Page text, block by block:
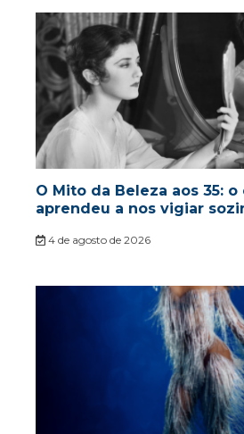
O Mito da Beleza aos 35:
aprendeu a nos vigiar
4 de agosto de 2026